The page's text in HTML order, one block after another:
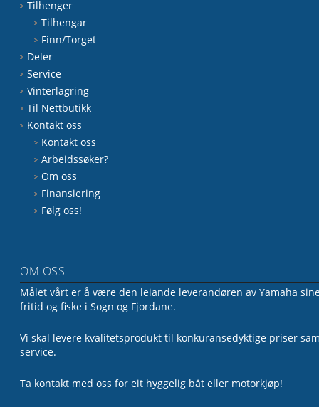
Tilhenger
Tilhengar
Finn/Torget
Deler
Service
Vinterlagring
Til Nettbutikk
Kontakt oss
Kontakt oss
Arbeidssøker?
Om oss
Finansiering
Følg oss!
OM OSS
Målet vårt er å være den leiande leverandøren av Yamaha
fritid og fiske i Sogn og Fjordane.
Vi skal levere kvalitetsprodukt til konkuransedyktige priser
service.
Ta kontakt med oss for eit hyggelig båt eller motorkjøp!